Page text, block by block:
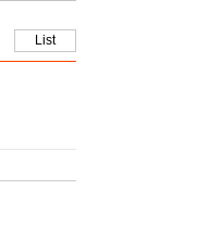
List